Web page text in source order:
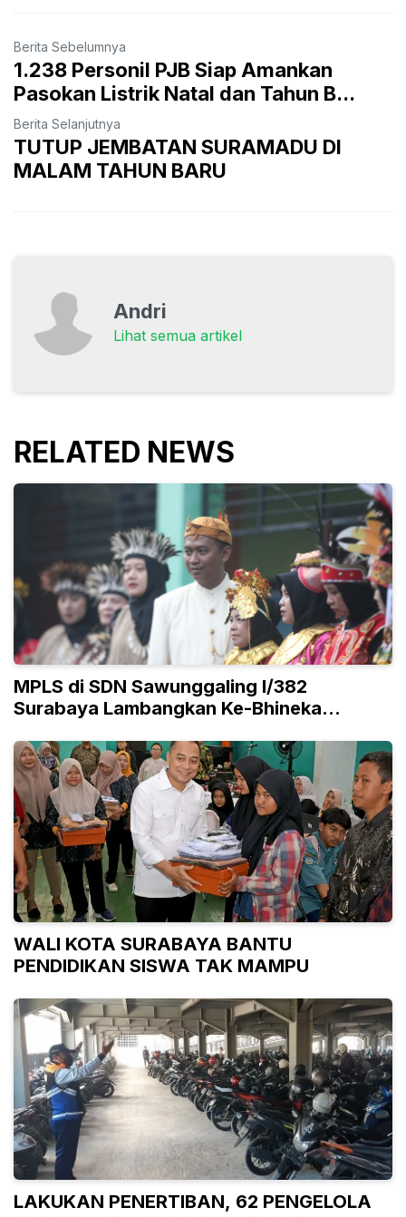
Berita Sebelumnya
1.238 Personil PJB Siap Amankan
Pasokan Listrik Natal dan Tahun B...
Berita Selanjutnya
TUTUP JEMBATAN SURAMADU DI
MALAM TAHUN BARU
Andri
Lihat semua artikel
RELATED NEWS
MPLS di SDN Sawunggaling I/382
Surabaya Lambangkan Ke-Bhineka
WALI KOTA SURABAYA BANTU
PENDIDIKAN SISWA TAK MAMPU
LAKUKAN PENERTIBAN, 62 PENGELOLA